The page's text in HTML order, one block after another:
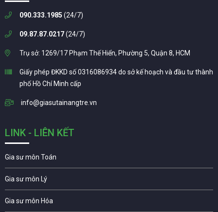
090.333.1985 (24/7)
09.87.87.0217(24/7)
Trụ sở: 1269/17 Phạm Thế Hiển, Phường 5, Quận 8, HCM
Giấy phép ĐKKD số 0316086934 do sở kế hoạch và đầu tư thành
phố Hồ Chí Minh cấp
info@giasutainangtre.vn
LINK - LIÊN KẾT
Gia sư môn Toán
Gia sư môn Lý
Gia sư môn Hóa